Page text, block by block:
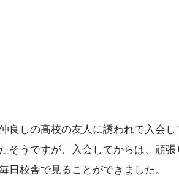
良しの高校の友人に誘われて入会
そうですが、入会してからは、頑
日校舎で見ることができました。